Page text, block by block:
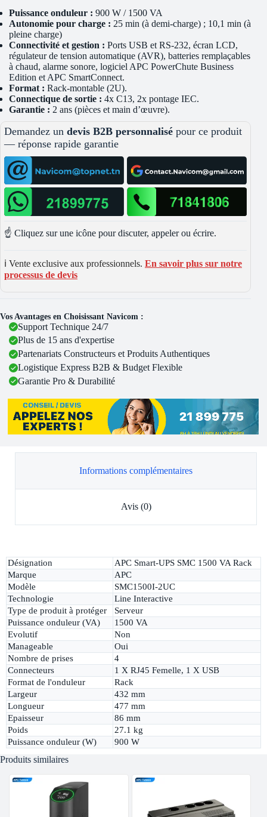
Puissance onduleur : 900 W / 1500 VA
Autonomie pour charge : 25 min (à demi-charge) ; 10,1 min (à
pleine charge)
Connectivité et gestion : Ports USB et RS-232, écran LCD,
régulateur de tension automatique (AVR), batteries remplaçables
à chaud, alarme sonore, logiciel APC PowerChute Business
Edition et APC SmartConnect.
Format : Rack-montable (2U).
Connectique de sortie : 4x C13, 2x pontage IEC.
Garantie : 2 ans (pièces et main d’œuvre).
Demandez un devis B2B personnalisé pour ce produit
— réponse rapide garantie
☝️ Cliquez sur une icône pour discuter, appeler ou écrire.
ℹ️ Vente exclusive aux professionnels. En savoir plus sur notre
processus de devis
Vos Avantages en Choisissant Navicom :
Support Technique 24/7
Plus de 15 ans d'expertise
Partenariats Constructeurs et Produits Authentiques
Logistique Express B2B & Budget Flexible
Garantie Pro & Durabilité
Informations complémentaires
Avis (0)
Désignation
APC Smart-UPS SMC 1500 VA Rack
Marque
APC
Modèle
SMC1500I-2UC
Technologie
Line Interactive
Type de produit à protéger
Serveur
Puissance onduleur (VA)
1500 VA
Evolutif
Non
Manageable
Oui
Nombre de prises
4
Connecteurs
1 X RJ45 Femelle, 1 X USB
Format de l'onduleur
Rack
Largeur
432 mm
Longueur
477 mm
Epaisseur
86 mm
Poids
27.1 kg
Puissance onduleur (W)
900 W
Produits similaires